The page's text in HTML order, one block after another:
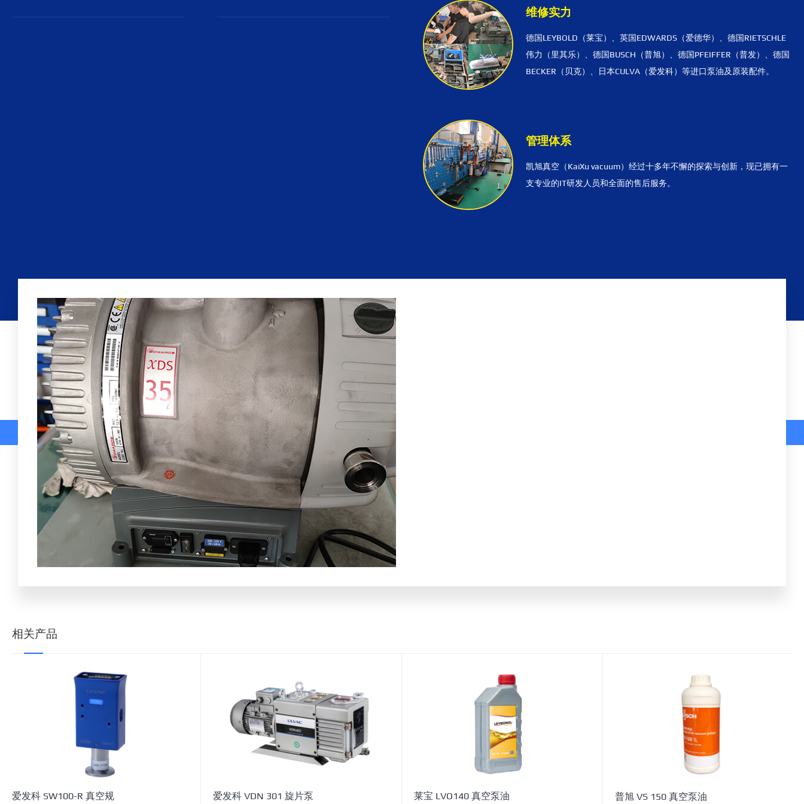
维修实力
德国LEYBOLD（莱宝）、英国EDWARDS（爱德华）、德国RIETSCHLE
伟力（里其乐）、德国BUSCH（普旭）、德国PFEIFFER（普发）、德国
BECKER（贝克）、日本CULVA（爱发科）等进口泵油及原装配件。
管理体系
凯旭真空（KaiXu vacuum）经过十多年不懈的探索与创新，现已拥有一
支专业的IT研发人员和全面的售后服务。
相关产品
爱发科 SW100-R 真空规 爱发科 VDN 301 旋片泵 莱宝 LVO140 真空泵油 普旭 VS 150 真空泵油